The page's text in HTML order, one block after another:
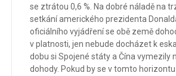
se ztrátou 0,6 %. Na dobré náladě na
setkání amerického prezidenta
oficiálního vyjádření se obě země
v platnosti, jen nebude docházet k
dobu si Spojené státy a Čína vymezily
dohody. Pokud by se v tomto